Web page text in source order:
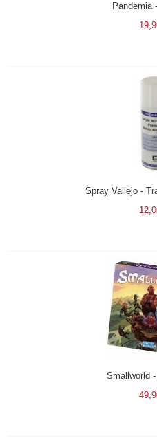
Pandemia
Spray Vallejo -
Smallworld